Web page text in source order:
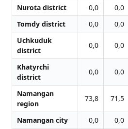
Nurota district
0,0 0,0
Tomdy district
0,0 0,0
Uchkuduk
district
0,0 0,0
Khatyrchi
district
0,0 0,0
Namangan
region
73,8 71,5
Namangan city 0,0 0,0